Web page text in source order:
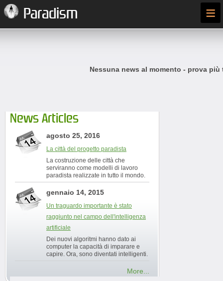
Paradism ≡
Nessuna news al momento - prova più
News Articles
agosto 25, 2016
La città del progetto paradista
La costruzione delle città che
serviranno come modelli di lavoro
paradista realizzate in tutto il mondo.
gennaio 14, 2015
Un traguardo importante è stato
raggiunto nel campo dell'intelligenza
artificiale
Dei nuovi algoritmi hanno dato ai
computer la capacità di imparare e
capire. Ora, sono diventati intelligenti.
More...